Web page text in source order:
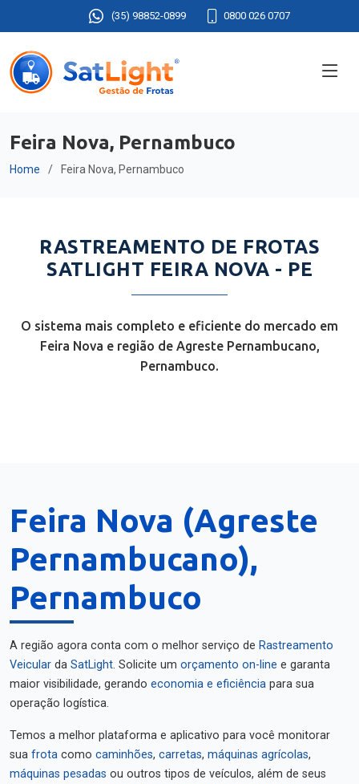
(35) 98852-0899 0800 026 0707
Feira Nova, Pernambuco
Home Feira Nova, Pernambuco
RASTREAMENTO DE FROTAS
SATLIGHT FEIRA NOVA - PE
O sistema mais completo e eficiente do mercado em
Feira Nova e região de Agreste Pernambucano,
Pernambuco.
Feira Nova (Agreste
Pernambucano),
Pernambuco
A região agora conta com o melhor serviço de Rastreamento
Veicular da SatLight. Solicite um orçamento on-line e garanta
maior visibilidade, gerando economia e eficiência para sua
operação logística.
Temos a melhor plataforma e aplicativo para você monitorar
sua frota como caminhões, carretas, máquinas agrícolas,
máquinas pesadas ou outros tipos de veículos, além de seus